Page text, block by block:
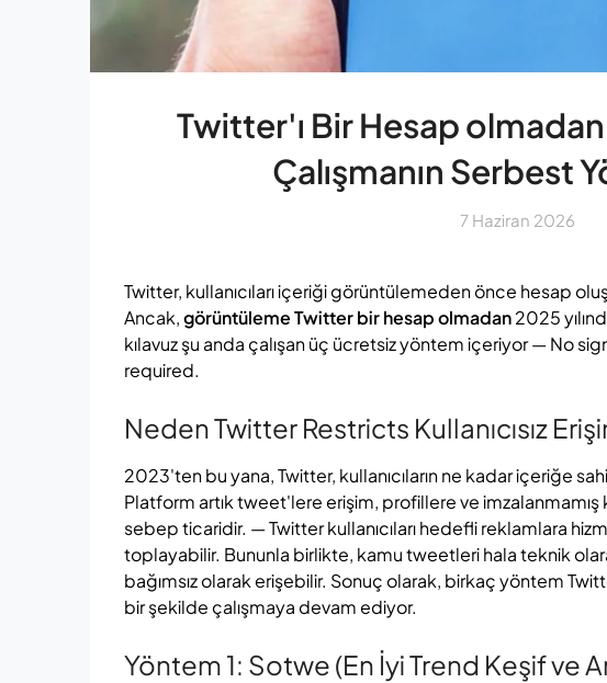
Twitter'ı Bir Hesap
Çalışmanın Serbest
7 Haziran 2026
Twitter, kullanıcıları içeriği görüntülemeden önce hesap
Ancak,görüntüleme Twitter bir hesap olmadan2025
kılavuz şu anda çalışan üç ücretsiz yöntem içeriyor — No
required.
Neden Twitter Restricts Kullanıcısız
2023'ten bu yana, Twitter, kullanıcıların ne kadar içeriğe
Platform artık tweet'lere erişim, profillere ve imzalanmamış
sebep ticaridir. — Twitter kullanıcıları hedefli reklamlara
toplayabilir. Bununla birlikte, kamu tweetleri hala teknik
bağımsız olarak erişebilir. Sonuç olarak, birkaç yöntem
bir şekilde çalışmaya devam ediyor.
Yöntem 1: Sotwe (En İyi Trend Keşif ve